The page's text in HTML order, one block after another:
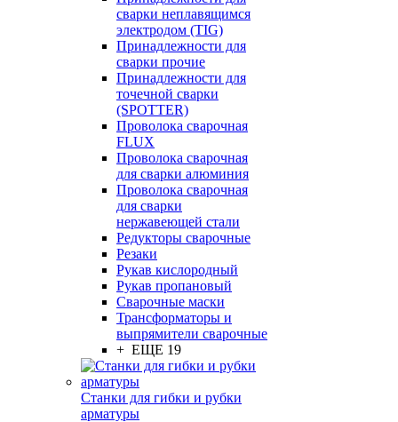
сварки неплавящимся
электродом (TIG)
Принадлежности для
сварки прочие
Принадлежности для
точечной сварки
(SPOTTER)
Проволока сварочная
FLUX
Проволока сварочная
для сварки алюминия
Проволока сварочная
для сварки
нержавеющей стали
Редукторы сварочные
Резаки
Рукав кислородный
Рукав пропановый
Сварочные маски
Трансформаторы и
выпрямители сварочные
+ ЕЩЕ 19
Станки для гибки и рубки
арматуры